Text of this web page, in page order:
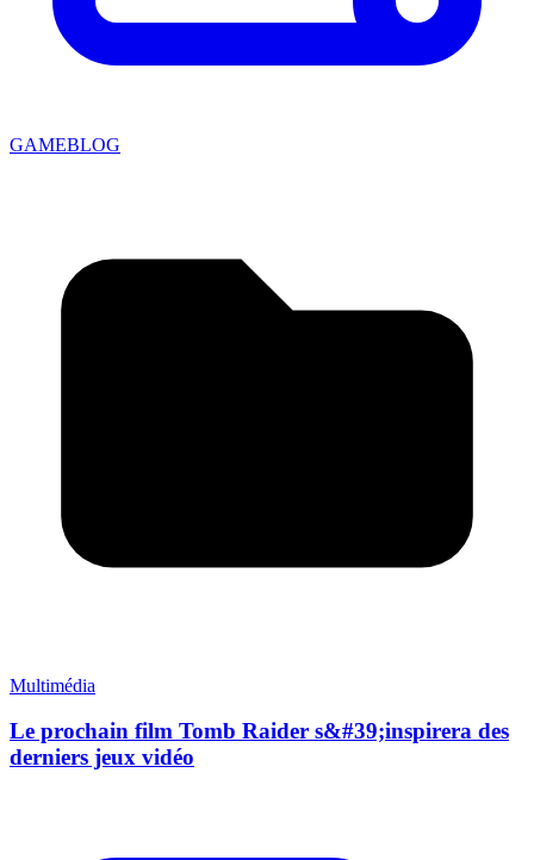
GAMEBLOG
Multimédia
Le prochain film Tomb Raider s&#39;inspirera des
derniers jeux vidéo